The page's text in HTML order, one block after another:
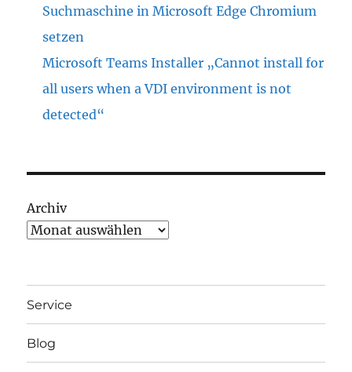
Suchmaschine in Microsoft Edge Chromium
setzen
Microsoft Teams Installer „Cannot install for
all users when a VDI environment is not
detected“
Archiv
Service
Blog